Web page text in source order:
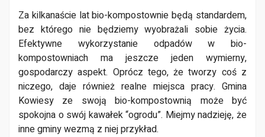
Za kilkanaście lat bio-kompostownie będą standardem,
bez którego nie będziemy wyobrażali sobie życia.
Efektywne wykorzystanie odpadów w bio-
kompostowniach ma jeszcze jeden wymierny,
gospodarczy aspekt. Oprócz tego, że tworzy coś z
niczego, daje również realne miejsca pracy. Gmina
Kowiesy ze swoją bio-kompostownią może być
spokojna o swój kawałek “ogrodu”. Miejmy nadzieję, że
inne gminy wezmą z niej przykład.